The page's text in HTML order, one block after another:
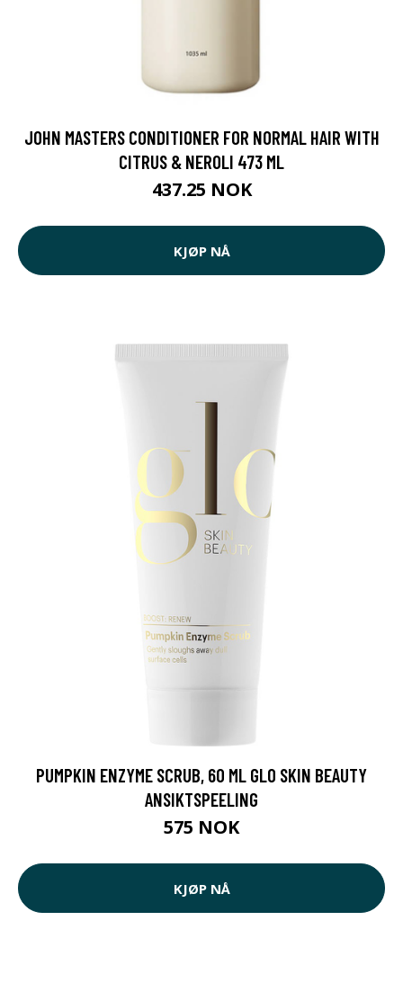
JOHN MASTERS CONDITIONER FOR NORMAL HAIR WITH
CITRUS & NEROLI 473 ML
437.25 NOK
KJØP NÅ
PUMPKIN ENZYME SCRUB, 60 ML GLO SKIN BEAUTY
ANSIKTSPEELING
575 NOK
KJØP NÅ